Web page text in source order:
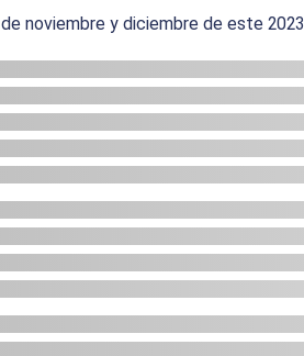
noviembre y diciembre de este 2023